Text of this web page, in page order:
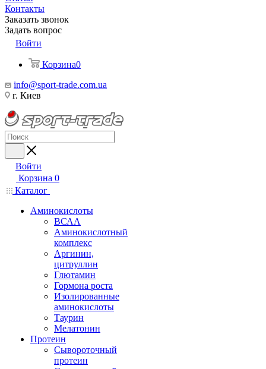
Контакты
Заказать звонок
Задать вопрос
Войти
Корзина0
info@sport-trade.com.ua
г. Киев
Войти
Корзина 0
Каталог
Аминокислоты
ВСАА
Аминокислотный
комплекс
Аргинин,
цитруллин
Глютамин
Гормона роста
Изолированные
аминокислоты
Таурин
Мелатонин
Протеин
Сывороточный
протеин